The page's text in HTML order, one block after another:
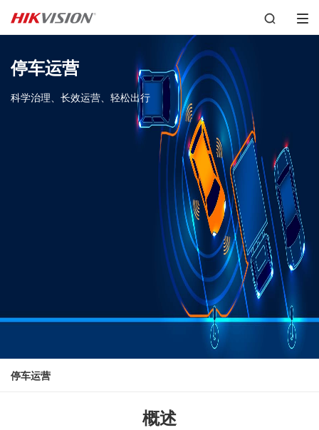
停车运营
科学治理、长效运营、轻松出行
停车运营
概述